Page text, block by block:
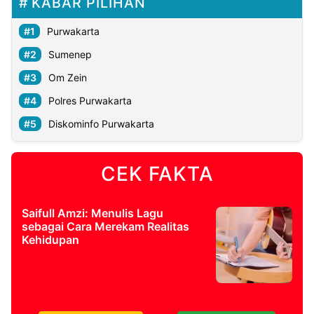
Purwakarta
Sumenep
Om Zein
Polres Purwakarta
Diskominfo Purwakarta
CEK FAKTA
Saifull Amzi: Menulis Lagu
sebagai Cara Merekam Realitas
Kehidupan